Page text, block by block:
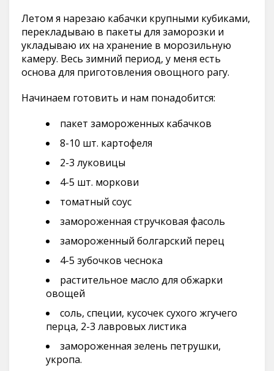
Летом я нарезаю кабачки крупными кубиками,
перекладываю в пакеты для заморозки и
укладываю их на хранение в морозильную
камеру. Весь зимний период, у меня есть
основа для приготовления овощного рагу.
Начинаем готовить и нам понадобится:
пакет замороженных кабачков
8-10 шт. картофеля
2-3 луковицы
4-5 шт. моркови
томатный соус
замороженная стручковая фасоль
замороженный болгарский перец
4-5 зубочков чеснока
растительное масло для обжарки
овощей
соль, специи, кусочек сухого жгучего
перца, 2-3 лавровых листика
замороженная зелень петрушки,
укропа.